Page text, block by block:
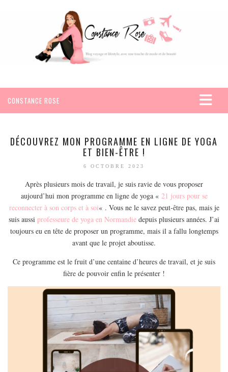
CONSTANCE ROSE
VOYAGES
SEYCHELLES
AMÉRIQUE
MEXIQUE
EUROPE
FRANCE
HONGRIE
ITALIE
PAYS BAS
RÉPUBLIQUE TCHÈQUE
OCÉANIE
DÉCOUVREZ MON PROGRAMME EN LIGNE DE YOGA
ET BIEN-ÊTRE !
6 OCTOBRE 2023
Après plusieurs mois de travail, je suis ravie de vous proposer
aujourd’hui mon programme en ligne de yoga « 21 jours pour se
reconnecter à son corps et à soi« . Vous ne le savez peut-être pas, mais je
suis aussi professeure de yoga en Normandie depuis plusieurs années. J’ai
toujours eu en tête de proposer un programme, mais il a fallu longtemps
avant que le projet aboutisse.
Ce programme est le fruit d’une centaine d’heures de travail, et je suis
fière de pouvoir enfin le présenter !